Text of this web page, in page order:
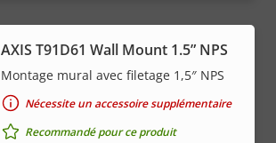
AXIS T91D61 Wall Mount 1.5” NPS
Montage mural avec filetage 1,5″ NPS
Nécessite un accessoire supplémentaire
Recommandé pour ce produit